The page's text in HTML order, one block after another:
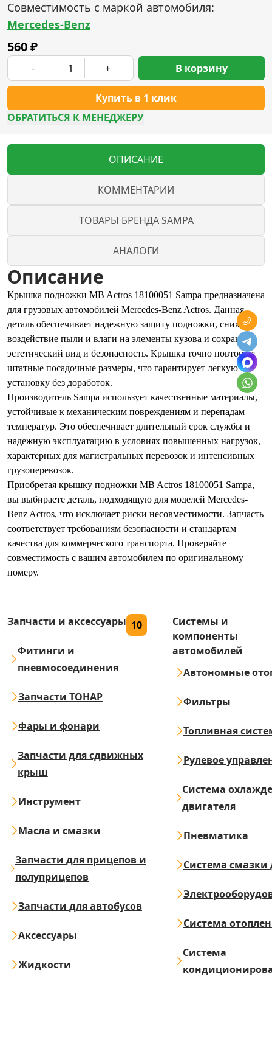
Совместимость с маркой автомобиля:
Mercedes-Benz
560₽
- +
Купить в 1 клик
В корзину
ОБРАТИТЬСЯ К МЕНЕДЖЕРУ
ОПИСАНИЕ
КОММЕНТАРИИ
ТОВАРЫ БРЕНДА SAMPA
АНАЛОГИ
Описание
Крышка подножки MB Actros 18100051 Sampa предназначена
для грузовых автомобилей Mercedes-Benz Actros. Данная
деталь обеспечивает надежную защиту подножки, снижает
воздействие пыли и влаги на элементы кузова и сохраняет
эстетический вид и безопасность. Крышка точно повторяет
штатные посадочные размеры, что гарантирует легкую
установку без доработок.
Производитель Sampa использует качественные материалы,
устойчивые к механическим повреждениям и перепадам
температур. Это обеспечивает длительный срок службы и
надежную эксплуатацию в условиях повышенных нагрузок,
характерных для магистральных перевозок и интенсивных
грузоперевозок.
Приобретая крышку подножки MB Actros 18100051 Sampa,
вы выбираете деталь, подходящую для моделей Mercedes-
Benz Actros, что исключает риски несовместимости. Запчасть
соответствует требованиям безопасности и стандартам
качества для коммерческого транспорта. Проверяйте
совместимость с вашим автомобилем по оригинальному
номеру.
Запчасти и аксессуары 10
Фитинги и
пневмосоединения
Запчасти ТОНАР
Фары и фонари
Запчасти для сдвижных
крыш
Инструмент
Масла и смазки
Запчасти для прицепов и
полуприцепов
Запчасти для автобусов
Аксессуары
Жидкости
Системы и
компоненты
автомобилей
Автономные
Фильтры
Топливная
Рулевое
Система
двигателя
Пневматика
Система смазки
Система
Система